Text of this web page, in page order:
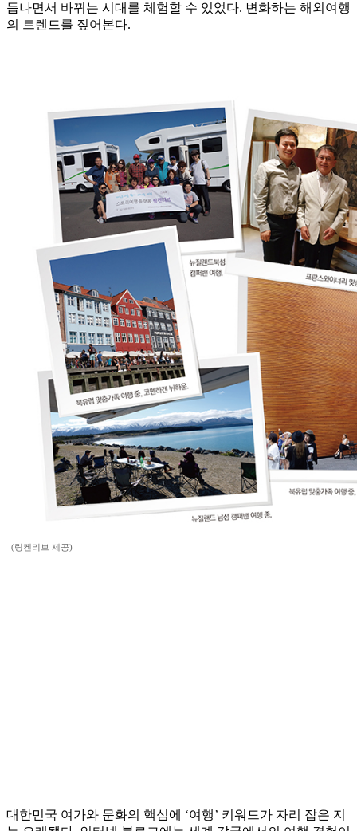
듭나면서 바뀌는 시대를 체험할 수 있었다. 변화하는 해외여행
의 트렌드를 짚어본다.
(링켄리브 제공)
대한민국 여가와 문화의 핵심에 ‘여행’ 키워드가 자리 잡은 지